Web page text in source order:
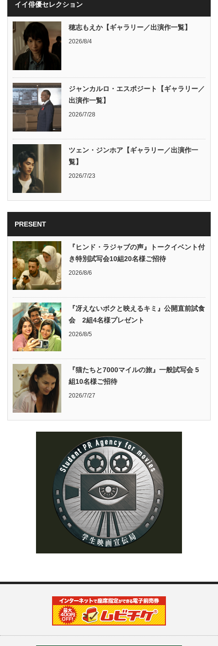
イイ俳優セレクション
穂志もえか【ギャラリー／出演作一覧】
2026/8/4
ジャンカルロ・エスポジート【ギャラリー／
出演作一覧】
2026/7/28
ツェン・ジンホア【ギャラリー／出演作一
覧】
2026/7/23
PRESENT
『ヒンド・ラジャブの声』トークイベント付
き特別試写会10組20名様ご招待
2026/8/6
『冴えないボクと映えるキミ』公開直前試食
会 2組4名様プレゼント
2026/8/5
『猫たちと7000マイルの旅』一般試写会 5
組10名様ご招待
2026/7/27